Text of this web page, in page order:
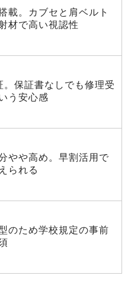
載。カブセと肩ベルト
材で高い視認性
。保証書なしでも修理受
う安心感
やや高め。早割活用で
られる
のため学校規定の事前